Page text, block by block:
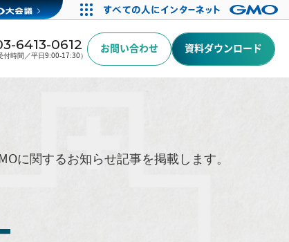
6413-0612
付時間／平日9:00-17:30）
お問い合わせ 資料ダウンロード
に関するお知らせ記事を掲載します。